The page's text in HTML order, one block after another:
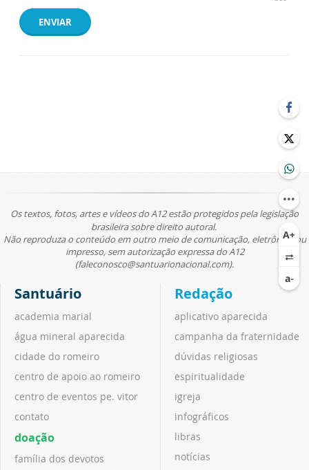
ENVIAR
Os textos, fotos, artes e vídeos do A12 estão protegidos pela legislação
brasileira sobre direito autoral.
Não reproduza o conteúdo em outro meio de comunicação, eletrônico ou
impresso, sem autorização expressa do A12
(faleconosco@santuarionacional.com).
Santuário
academia marial
água mineral aparecida
cidade do romeiro
centro de apoio ao romeiro
centro de eventos pe. vitor
contato
doação
família dos devotos
Redação
aplicativo aparecida
campanha da fraternidade
dúvidas religiosas
espiritualidade
igreja
infográficos
libras
notícias